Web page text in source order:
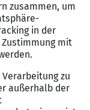
30 Tage
Eltern 10
für die
im